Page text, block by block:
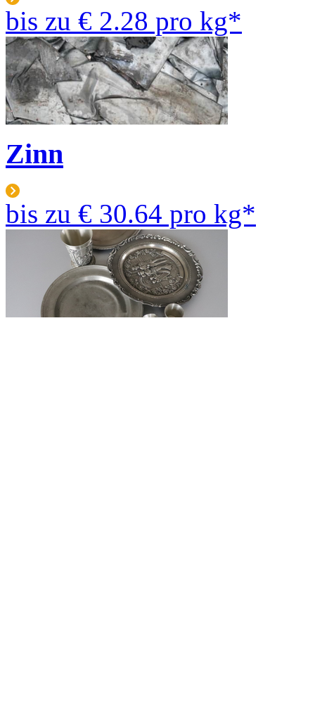
bis zu € 2.28 pro kg*
Zinn
bis zu € 30.64 pro kg*